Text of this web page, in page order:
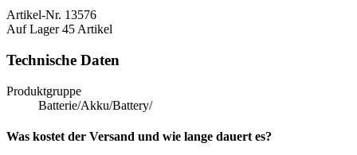
Artikel-Nr. 13576
Auf Lager 45 Artikel
Technische Daten
Produktgruppe
Batterie/Akku/Battery/
Was kostet der Versand und wie lange dauert es?